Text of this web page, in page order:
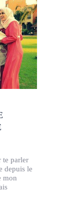
te parler
depuis le
mon